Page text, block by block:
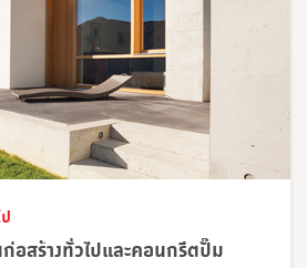
อสร้างทั่วไปและคอนกรีตปั๊ม